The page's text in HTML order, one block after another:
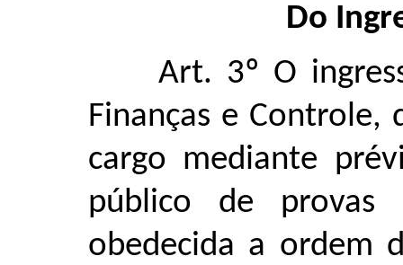
Do
Art. 3º O
Finanças e Controle,
cargo mediante
público de
obedecida a ordem